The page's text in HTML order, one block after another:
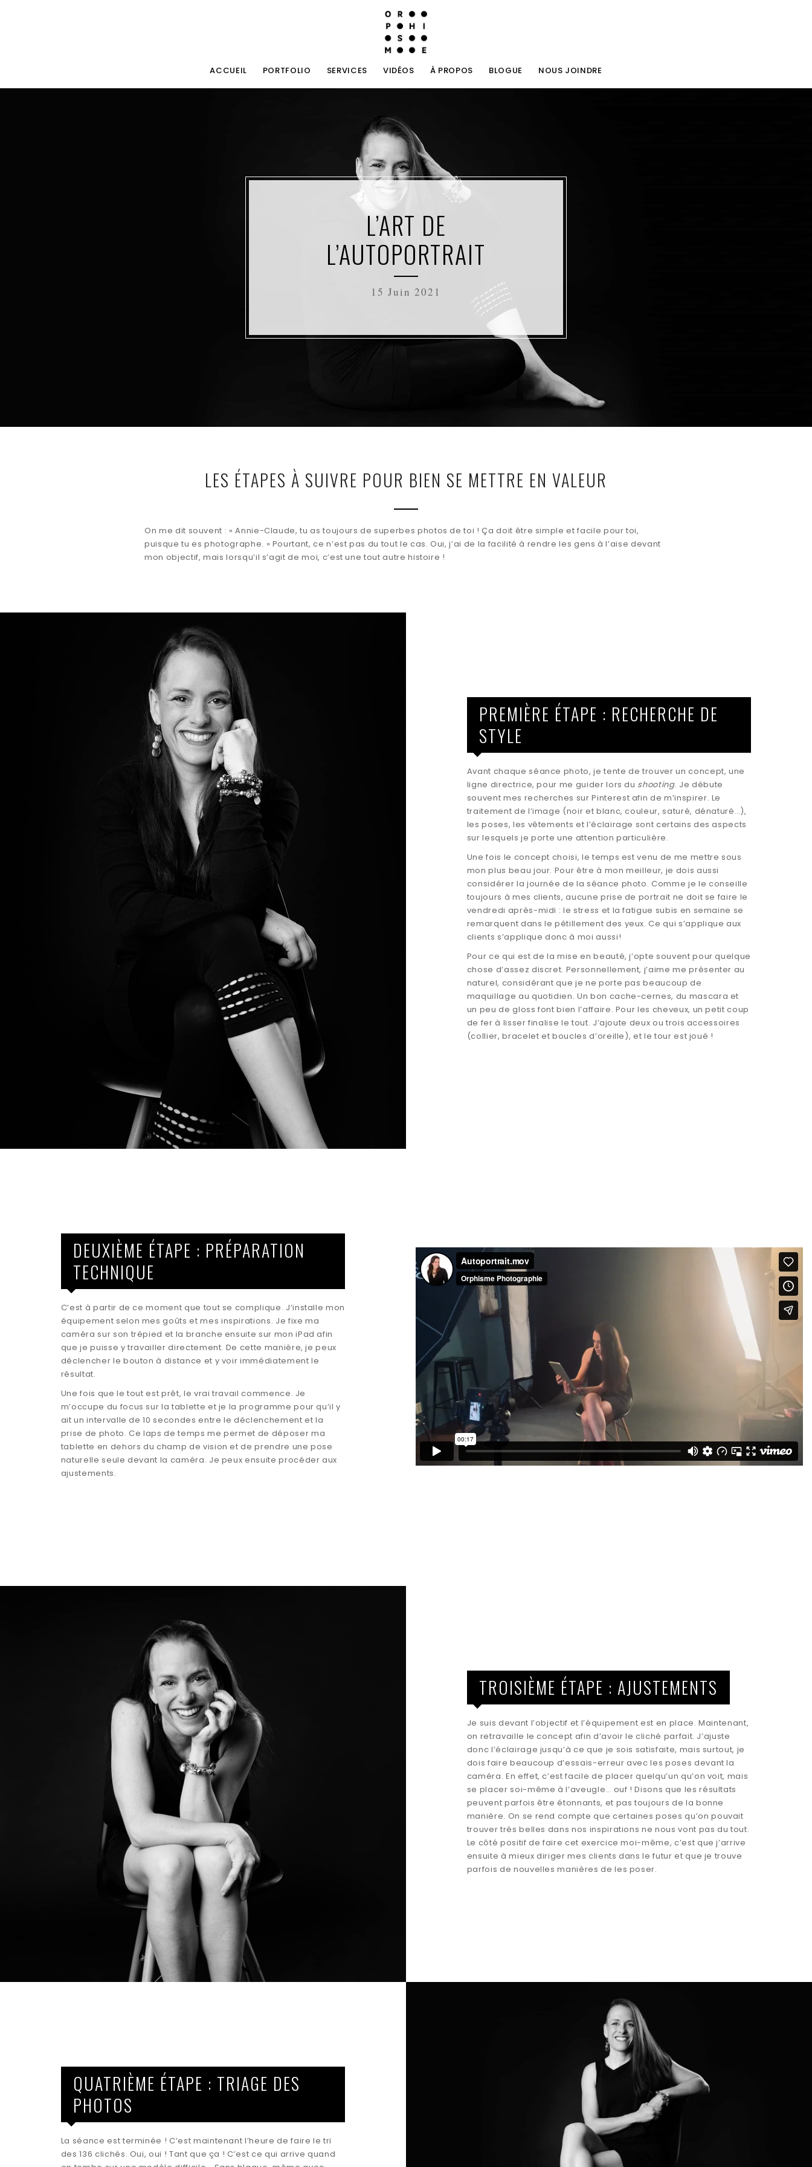
ACCUEIL PORTFOLIO SERVICES VIDÉOS À PROPOS BLOGUE NOUS JOINDRE
L’ART DE
L’AUTOPORTRAIT
15 Juin 2021
LES ÉTAPES À SUIVRE POUR BIEN SE METTRE EN VALEUR
On me dit souvent : « Annie-Claude, tu as toujours de superbes photos de toi ! Ça doit être simple et facile pour toi,
puisque tu es photographe. » Pourtant, ce n’est pas du tout le cas. Oui, j’ai de la facilité à rendre les gens à l’aise devant
mon objectif, mais lorsqu’il s’agit de moi, c’est une tout autre histoire !
PREMIÈRE ÉTAPE : RECHERCHE DE
STYLE
Avant chaque séance photo, je tente de trouver un concept, une
ligne directrice, pour me guider lors du shooting. Je débute
souvent mes recherches sur Pinterest afin de m’inspirer. Le
traitement de l’image (noir et blanc, couleur, saturé, dénaturé…),
les poses, les vêtements et l’éclairage sont certains des aspects
sur lesquels je porte une attention particulière.
Une fois le concept choisi, le temps est venu de me mettre sous
mon plus beau jour. Pour être à mon meilleur, je dois aussi
considérer la journée de la séance photo. Comme je le conseille
toujours à mes clients, aucune prise de portrait ne doit se faire le
vendredi après-midi : le stress et la fatigue subis en semaine se
remarquent dans le pétillement des yeux. Ce qui s’applique aux
clients s’applique donc à moi aussi!
Pour ce qui est de la mise en beauté, j’opte souvent pour quelque
chose d’assez discret. Personnellement, j’aime me présenter au
naturel, considérant que je ne porte pas beaucoup de
maquillage au quotidien. Un bon cache-cernes, du mascara et
un peu de gloss font bien l’affaire. Pour les cheveux, un petit coup
de fer à lisser finalise le tout. J’ajoute deux ou trois accessoires
(collier, bracelet et boucles d’oreille), et le tour est joué !
DEUXIÈME ÉTAPE : PRÉPARATION
TECHNIQUE
C’est à partir de ce moment que tout se complique. J’installe mon
équipement selon mes goûts et mes inspirations. Je fixe ma
caméra sur son trépied et la branche ensuite sur mon iPad afin
que je puisse y travailler directement. De cette manière, je peux
déclencher le bouton à distance et y voir immédiatement le
résultat.
Une fois que le tout est prêt, le vrai travail commence. Je
m’occupe du focus sur la tablette et je la programme pour qu’il y
ait un intervalle de 10 secondes entre le déclenchement et la
prise de photo. Ce laps de temps me permet de déposer ma
tablette en dehors du champ de vision et de prendre une pose
naturelle seule devant la caméra. Je peux ensuite procéder aux
ajustements.
TROISIÈME ÉTAPE : AJUSTEMENTS
Je suis devant l’objectif et l’équipement est en place. Maintenant,
on retravaille le concept afin d’avoir le cliché parfait. J’ajuste
donc l’éclairage jusqu’à ce que je sois satisfaite, mais surtout, je
dois faire beaucoup d’essais-erreur avec les poses devant la
caméra. En effet, c’est facile de placer quelqu’un qu’on voit, mais
se placer soi-même à l’aveugle… ouf ! Disons que les résultats
peuvent parfois être étonnants, et pas toujours de la bonne
manière. On se rend compte que certaines poses qu’on pouvait
trouver très belles dans nos inspirations ne nous vont pas du tout.
Le côté positif de faire cet exercice moi-même, c’est que j’arrive
ensuite à mieux diriger mes clients dans le futur et que je trouve
parfois de nouvelles manières de les poser.
QUATRIÈME ÉTAPE : TRIAGE DES
PHOTOS
La séance est terminée ! C’est maintenant l’heure de faire le tri
des 136 clichés. Oui, oui ! Tant que ça ! C’est ce qui arrive quand